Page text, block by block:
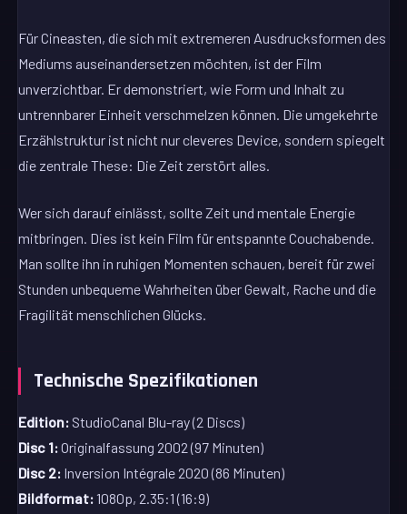
Für Cineasten, die sich mit extremeren Ausdrucksformen des
Mediums auseinandersetzen möchten, ist der Film
unverzichtbar. Er demonstriert, wie Form und Inhalt zu
untrennbarer Einheit verschmelzen können. Die umgekehrte
Erzählstruktur ist nicht nur cleveres Device, sondern spiegelt
die zentrale These: Die Zeit zerstört alles.
Wer sich darauf einlässt, sollte Zeit und mentale Energie
mitbringen. Dies ist kein Film für entspannte Couchabende.
Man sollte ihn in ruhigen Momenten schauen, bereit für zwei
Stunden unbequeme Wahrheiten über Gewalt, Rache und die
Fragilität menschlichen Glücks.
Technische Spezifikationen
Edition: StudioCanal Blu-ray (2 Discs)
Disc 1:Originalfassung 2002 (97 Minuten)
Disc 2: Inversion Intégrale 2020 (86 Minuten)
Bildformat:1080p, 2.35:1 (16:9)